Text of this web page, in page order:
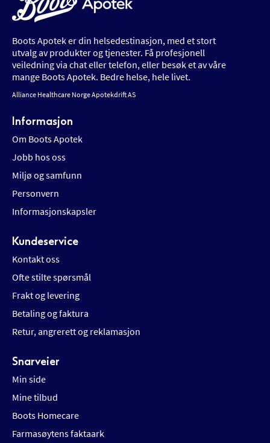
Boots Apotek er din helsedestinasjon, med et stort
utvalg av produkter og tjenester. Få profesjonell
veiledning via chat eller telefon, eller besøk et av våre
mange Boots Apotek. Bedre helse, hele livet.
Alliance Healthcare Norge Apotekdrift AS
Informasjon
Om Boots Apotek
Jobb hos oss
Miljø og samfunn
Personvern
Informasjonskapsler
Kundeservice
Kontakt oss
Ofte stilte spørsmål
Frakt og levering
Betaling og faktura
Retur, angrerett og reklamasjon
Snarveier
Min side
Mine tilbud
Boots Homecare
Farmasøytens faktaark